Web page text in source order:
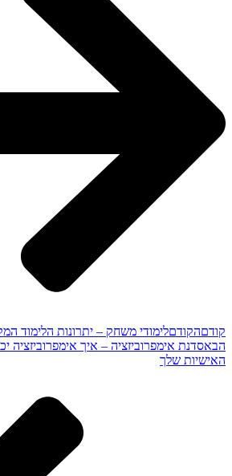
קודםהקודםלימודי משחק – יתרונות הלימוד
הבאסדנת אימפרוביזציה – איך אימפרוביזציה
האישיות שלך